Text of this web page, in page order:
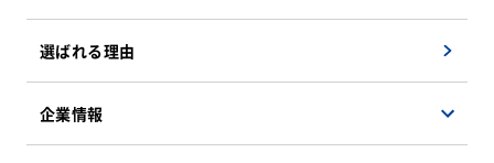
マネージドサービス
検証サービス
選ばれる理由
企業情報